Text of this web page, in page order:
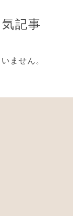
記事
ません。